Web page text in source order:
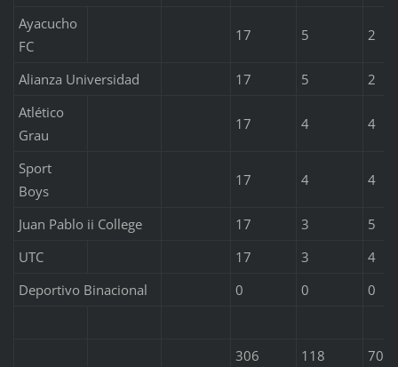
Ayacucho
FC
17 5 2
Alianza Universidad 17 5
2
Atlético
Grau
17 4 4
Sport
Boys
17 4 4
Juan Pablo ii College 17 3
5
UTC
17 3
4
Deportivo Binacional
0 0 0
306 118 70